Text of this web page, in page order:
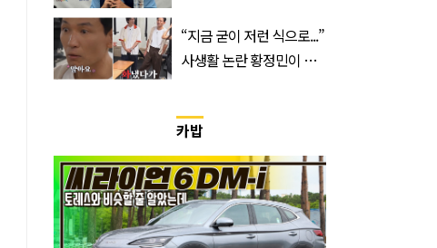
“지금 굳이 저런 식으로...”
사생활 논란 황정민이 곧
카밥